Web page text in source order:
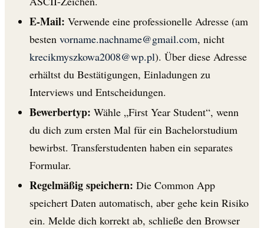
E-Mail: Verwende eine professionelle Adresse (am
besten vorname.nachname@gmail.com, nicht
krecikmyszkowa2008@wp.pl). Über diese Adresse
erhältst du Bestätigungen, Einladungen zu
Interviews und Entscheidungen.
Bewerbertyp: Wähle „First Year Student“, wenn
du dich zum ersten Mal für ein Bachelorstudium
bewirbst. Transferstudenten haben ein separates
Formular.
Regelmäßig speichern: Die Common App
speichert Daten automatisch, aber gehe kein Risiko
ein. Melde dich korrekt ab, schließe den Browser